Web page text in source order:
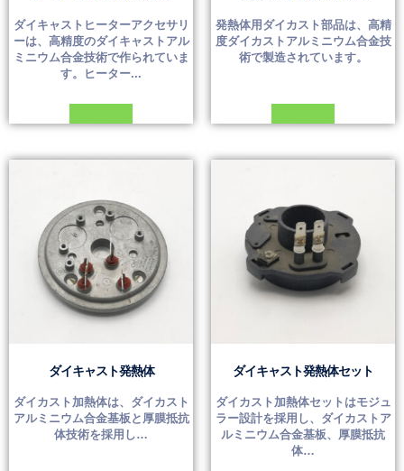
ダイキャストヒーターアクセサリ
ーは、高精度のダイキャストアル
ミニウム合金技術で作られていま
す。ヒーター...
発熱体用ダイカスト部品は、高精
度ダイカストアルミニウム合金技
術で製造されています。
ダイキャスト発熱体
ダイカスト加熱体は、ダイカスト
アルミニウム合金基板と厚膜抵抗
体技術を採用し…
ダイキャスト発熱体セット
ダイカスト加熱体セットはモジュ
ラー設計を採用し、ダイカストア
ルミニウム合金基板、厚膜抵抗
体…